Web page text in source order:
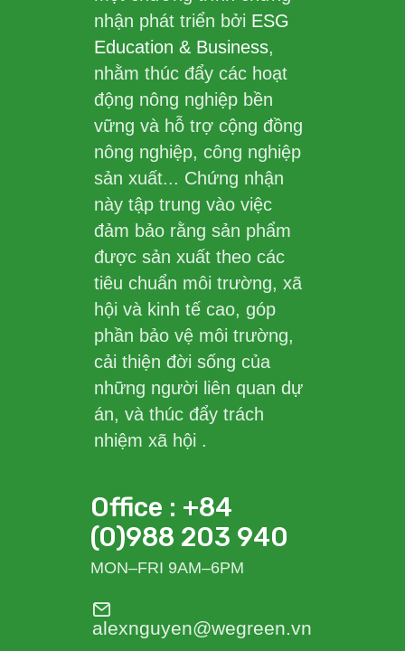
nhận phát triển bởi ESG
Education & Business,
nhằm thúc đẩy các hoạt
động nông nghiệp bền
vững và hỗ trợ cộng đồng
nông nghiệp, công nghiệp
sản xuất... Chứng nhận
này tập trung vào việc
đảm bảo rằng sản phẩm
được sản xuất theo các
tiêu chuẩn môi trường, xã
hội và kinh tế cao, góp
phần bảo vệ môi trường,
cải thiện đời sống của
những người liên quan dự
án, và thúc đẩy trách
nhiệm xã hội .
Office : +84
(0)988 203 940
MON–FRI 9AM–6PM
alexnguyen@wegreen.vn